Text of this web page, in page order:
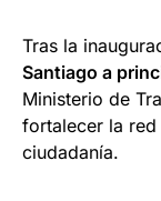
Tras la
Santiago a
Ministerio de
fortalecer la
ciudadanía.